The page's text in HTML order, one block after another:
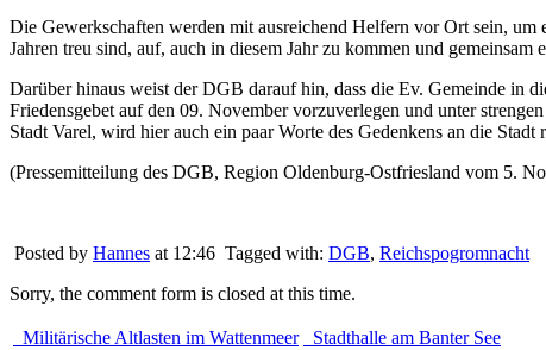
Die Gewerkschaften werden mit ausreichend Helfern vor Ort sein, um
Jahren treu sind, auf, auch in diesem Jahr zu kommen und
Darüber hinaus weist der DGB darauf hin, dass die Ev. Gemeinde in
Friedensgebet auf den 09. November vorzuverlegen und unter
Stadt Varel, wird hier auch ein paar Worte des Gedenkens an die
(Pressemitteilung des DGB, Region Oldenburg-Ostfriesland vom 5.
Posted by Hannes at 12:46 Tagged with: DGB, Reichspogromnacht
Sorry, the comment form is closed at this time.
Militärische Altlasten im Wattenmeer
Stadthalle am Banter See